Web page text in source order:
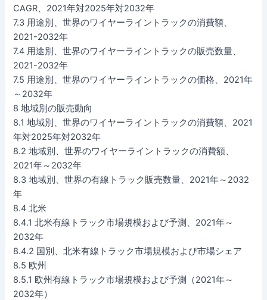
CAGR、2021年対2025年対2032年
7.3 用途別、世界のワイヤーライントラックの消費額、
2021-2032年
7.4 用途別、世界のワイヤーライントラックの販売数量、
2021-2032年
7.5 用途別、世界のワイヤーライントラックの価格、2021年
～2032年
8 地域別の販売動向
8.1 地域別、世界のワイヤーライントラックの消費額、2021
年対2025年対2032年
8.2 地域別、世界のワイヤーライントラックの消費額、
2021年～2032年
8.3 地域別、世界の有線トラック販売数量、2021年～2032
年
8.4 北米
8.4.1 北米有線トラック市場規模および予測、2021年～
2032年
8.4.2 国別、北米有線トラック市場規模および市場シェア
8.5 欧州
8.5.1 欧州有線トラック市場規模および予測（2021年～
2032年）